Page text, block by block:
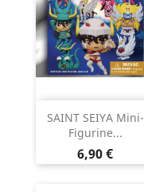
SAINT SEIYA Mini-
Figurine...
Prix
6,90 €